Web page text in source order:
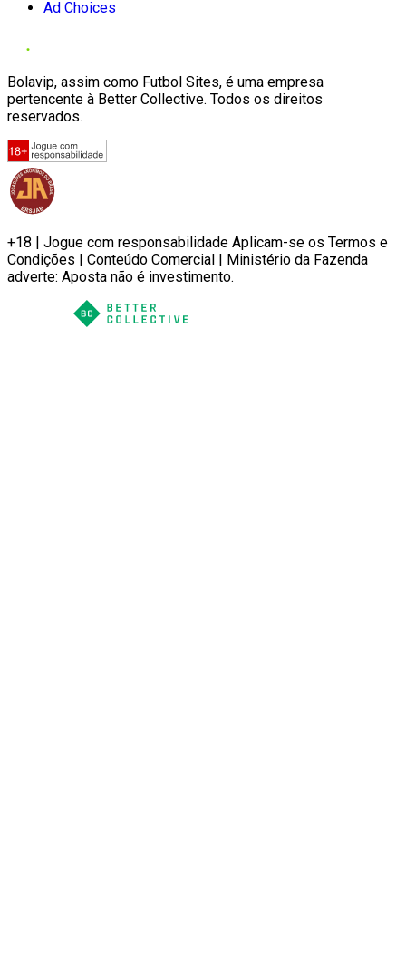
Ad Choices
Bolavip, assim como Futbol Sites, é uma empresa
pertencente à Better Collective. Todos os direitos
reservados.
+18 | Jogue com responsabilidade Aplicam-se os Termos e
Condições | Conteúdo Comercial | Ministério da Fazenda
adverte: Aposta não é investimento.